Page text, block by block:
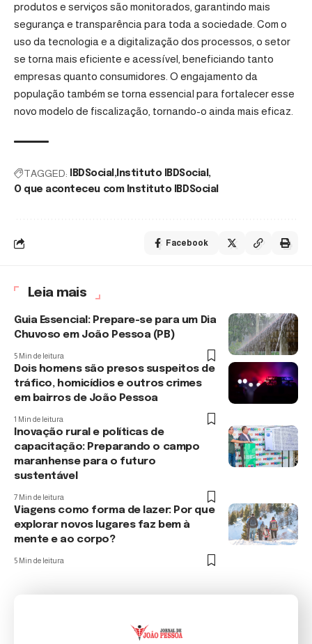
produtos e serviços são monitorados, garantindo mais
segurança e transparência para toda a sociedade. Com o
uso da tecnologia e a digitalização dos processos, o setor
se torna mais eficiente e acessível, beneficiando tanto
empresas quanto consumidores. O engajamento da
população também se torna essencial para fortalecer esse
novo modelo de fiscalização, tornando-o ainda mais eficaz.
TAGGED: IBDSocial Instituto IBDSocial
O que aconteceu com Instituto IBDSocial
Facebook
Leia mais
Guia Essencial: Prepare-se para um Dia
Chuvoso em João Pessoa (PB)
5 Min de leitura
Dois homens são presos suspeitos de
tráfico, homicídios e outros crimes
em bairros de João Pessoa
1 Min de leitura
Inovação rural e políticas de
capacitação: Preparando o campo
maranhense para o futuro
sustentável
7 Min de leitura
Viagens como forma de lazer: Por que
explorar novos lugares faz bem à
mente e ao corpo?
5 Min de leitura